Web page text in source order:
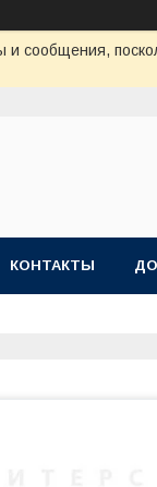
сообщения,
КОНТАКТЫ